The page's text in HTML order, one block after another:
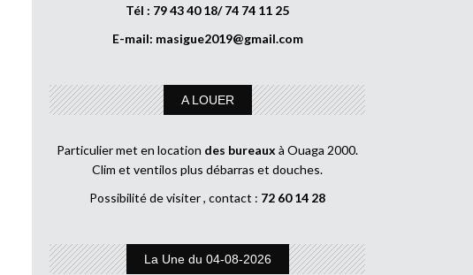
Tél : 79 43 40 18/ 74 74 11 25
E-mail: masigue2019@gmail.com
A LOUER
Particulier met en location des bureaux à Ouaga 2000.
Clim et ventilos plus débarras et douches.
Possibilité de visiter , contact : 72 60 14 28
La Une du 04-08-2026